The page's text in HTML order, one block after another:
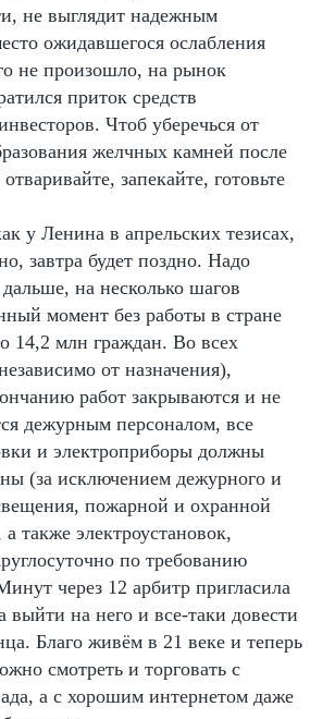
не выглядит надежным
ожидавшегося ослабления
не произошло, на рынок
приток средств
Чтоб уберечься от
желчных камней после
запекайте, готовьте
у Ленина в апрельских тезисах,
завтра будет поздно. Надо
дальше, на несколько шагов
момент без работы в стране
14,2 млн граждан. Во всех
от назначения),
работ закрываются и не
дежурным персоналом, все
и электроприборы должны
(за исключением дежурного и
пожарной и охранной
также электроустановок,
по требованию
через 12 арбитр пригласила
выйти на него и все-таки довести
Благо живём в 21 веке и теперь
смотреть и торговать с
а с хорошим интернетом даже